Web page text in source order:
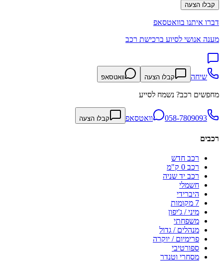
קבלו הצעה
דברו איתנו בוואטסאפ
מענה אנושי לסיוע ברכישת רכב
שיחה קבלו הצעה וואטסאפ
מחפשים רכב? נשמח לסייע
058-7809093 וואטסאפ קבלו הצעה
רכבים
רכב חדש
רכב 0 ק"מ
רכב יד שניה
חשמלי
היברידי
7 מקומות
מיני / ג'יפון
משפחתי
מנהלים / גדול
פרימיום / יוקרה
ספורטיבי
מסחרי וטנדר